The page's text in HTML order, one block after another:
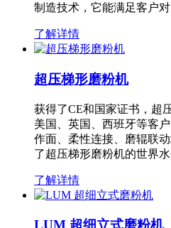
制造技术，它能满足客户
了解详情
超压梯形磨粉机
获得了CE和国家证书，超
美国、英国、西班牙等客
作面、柔性连接、磨辊联
了超压梯形磨粉机的世界
了解详情